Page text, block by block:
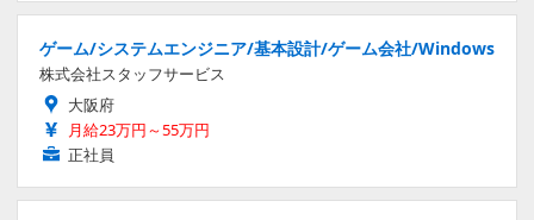
ゲーム/システムエンジニア/基本設計/ゲーム会社/Windows
株式会社スタッフサービス
大阪府
月給23万円～55万円
正社員